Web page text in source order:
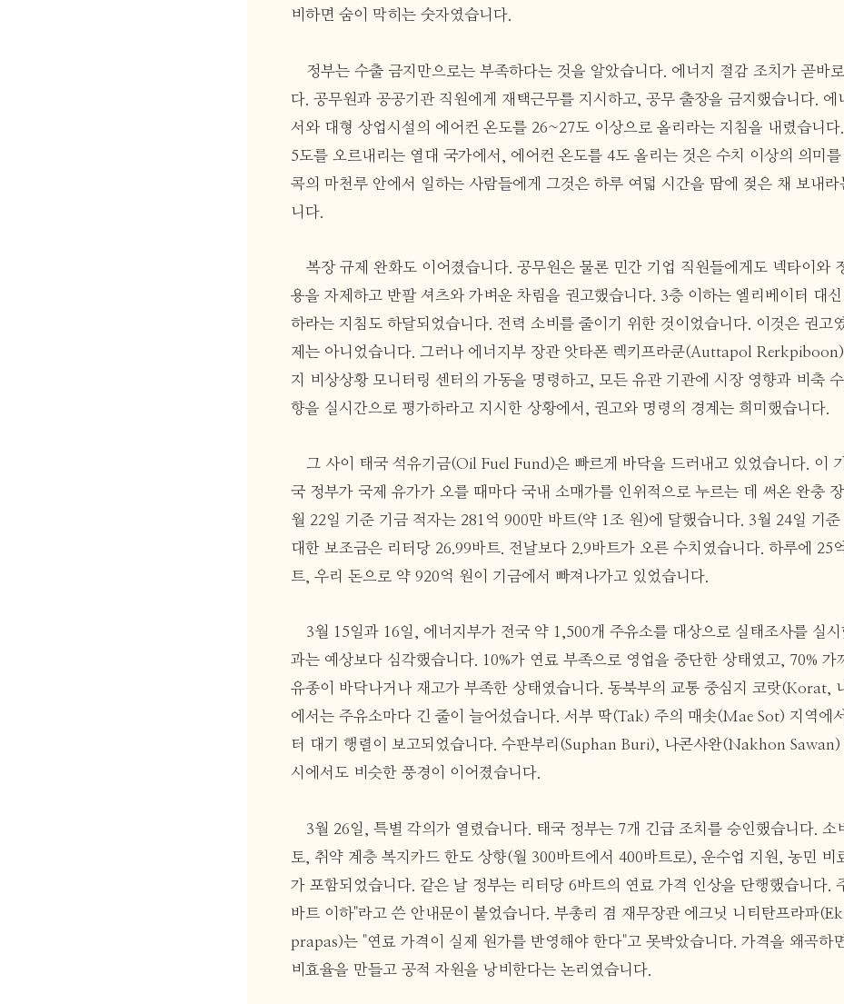
비하면 숨이 막히는 숫자였습니다.
정부는 수출 금지만으로는 부족하다는 것을 알았습니다. 에너지 절감 조치가 곧바
다. 공무원과 공공기관 직원에게 재택근무를 지시하고, 공무 출장을 금지했습니다. 에
서와 대형 상업시설의 에어컨 온도를 26~27도 이상으로 올리라는 지침을 내렸습니다
5도를 오르내리는 열대 국가에서, 에어컨 온도를 4도 올리는 것은 수치 이상의 의미
콕의 마천루 안에서 일하는 사람들에게 그것은 하루 여덟 시간을 땀에 젖은 채 보내라
니다.
복장 규제 완화도 이어졌습니다. 공무원은 물론 민간 기업 직원들에게도 넥타이와
용을 자제하고 반팔 셔츠와 가벼운 차림을 권고했습니다. 3층 이하는 엘리베이터 대
하라는 지침도 하달되었습니다. 전력 소비를 줄이기 위한 것이었습니다. 이것은 권고
제는 아니었습니다. 그러나 에너지부 장관 앗타폰 렉키프라쿤(Auttapol Rerkpiboon)
지 비상상황 모니터링 센터의 가동을 명령하고, 모든 유관 기관에 시장 영향과 비축
향을 실시간으로 평가하라고 지시한 상황에서, 권고와 명령의 경계는 희미했습니다.
그 사이 태국 석유기금(Oil Fuel Fund)은 빠르게 바닥을 드러내고 있었습니다. 이
국 정부가 국제 유가가 오를 때마다 국내 소매가를 인위적으로 누르는 데 써온 완충
월 22일 기준 기금 적자는 281억 900만 바트(약 1조 원)에 달했습니다. 3월 24일 기준
대한 보조금은 리터당 26.99바트. 전날보다 2.9바트가 오른 수치였습니다. 하루에 25
트, 우리 돈으로 약 920억 원이 기금에서 빠져나가고 있었습니다.
3월 15일과 16일, 에너지부가 전국 약 1,500개 주유소를 대상으로 실태조사를 실시
과는 예상보다 심각했습니다. 10%가 연료 부족으로 영업을 중단한 상태였고, 70% 가
유종이 바닥나거나 재고가 부족한 상태였습니다. 동북부의 교통 중심지 코랏(Korat,
에서는 주유소마다 긴 줄이 늘어섰습니다. 서부 딱(Tak) 주의 매솟(Mae Sot) 지역에
터 대기 행렬이 보고되었습니다. 수판부리(Suphan Buri), 나콘사완(Nakhon Sawan)
시에서도 비슷한 풍경이 이어졌습니다.
3월 26일, 특별 각의가 열렸습니다. 태국 정부는 7개 긴급 조치를 승인했습니다. 소
토, 취약 계층 복지카드 한도 상향(월 300바트에서 400바트로), 운수업 지원, 농민 비
가 포함되었습니다. 같은 날 정부는 리터당 6바트의 연료 가격 인상을 단행했습니다.
바트 이하"라고 쓴 안내문이 붙었습니다. 부총리 겸 재무장관 에크닛 니티탄프라파
prapas)는 "연료 가격이 실제 원가를 반영해야 한다"고 못박았습니다. 가격을 왜곡하
비효율을 만들고 공적 자원을 낭비한다는 논리였습니다.